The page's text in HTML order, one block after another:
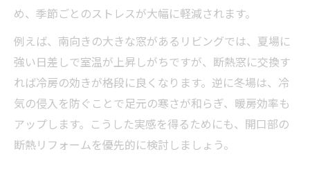
め、季節ごとのストレスが大幅に軽減されます。
例えば、南向きの大きな窓があるリビングでは、夏場に
強い日差しで室温が上昇しがちですが、断熱窓に交換す
れば冷房の効きが格段に良くなります。逆に冬場は、冷
気の侵入を防ぐことで足元の寒さが和らぎ、暖房効率も
アップします。こうした実感を得るためにも、開口部の
断熱リフォームを優先的に検討しましょう。